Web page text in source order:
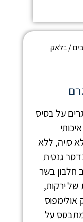
/ בלאק
על בסיס
יבש איכותי
סויה, ללא
גנטית
חלבון בשר
של ירקות,
אולימפוס
המתבסס על